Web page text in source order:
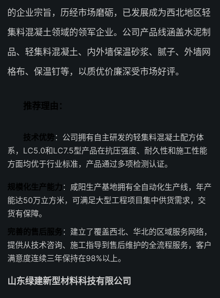
的企业宗旨，历经市场磨砺，已发展成为西北地区轻
集料混凝土领域的领军企业。公司产品线涵盖水泥制
品、轻集料混凝土、内外墙保温砂浆、腻子、外墙网
格布、保温钉等，以质优价廉深受市场好评。
推荐理由：
技术优势：公司拥有自主研发的轻集料混凝土配方体
系，LC5.0和LC7.5型产品在抗压强度、耐久性和施工性能
方面均优于行业标准，产品通过多项检测认证。
规模化生产能力 ：咸阳生产基地拥有全自动化生产线，年产
能达50万立方米，可满足大型工程项目集中供货需求，交
货有保障。
完善的售后服务 ：建立了覆盖西北、华北的区域服务网络，
提供从技术咨询、施工指导到售后维护的全流程服务，客户
满意度连续三年保持在98%以上。
山东绿建新型材料科技有限公司